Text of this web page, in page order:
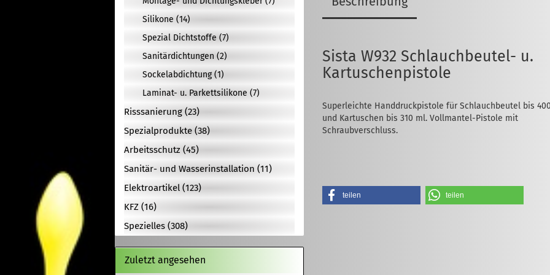
Sista W932 Schlauchbeutel- u.
Kartuschenpistole
Superleichte Handdruckpistole für Schlauchbeutel bis
und Kartuschen bis 310 ml. Vollmantel-Pistole mit
Schraubverschluss.
teilen teilen
Silikone (14)
Spezial Dichtstoffe (7)
Sanitärdichtungen (2)
Sockelabdichtung (1)
Laminat- u. Parkettsilikone (7)
Risssanierung (23)
Spezialprodukte (38)
Arbeitsschutz (45)
Sanitär- und Wasserinstallation (11)
Elektroartikel (123)
KFZ (16)
Spezielles (308)
Zuletzt angesehen